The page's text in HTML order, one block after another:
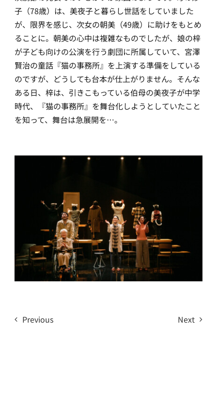
子（78歳）は、美夜子と暮らし世話をしていました
が、限界を感じ、次女の朝美（49歳）に助けをもとめ
ることに。朝美の心中は複雑なものでしたが、娘の梓
が子ども向けの公演を行う劇団に所属していて、宮澤
賢治の童話『猫の事務所』を上演する準備をしている
のですが、どうしても台本が仕上がりません。そんな
ある日、梓は、引きこもっている伯母の美夜子が中学
時代、『猫の事務所』を舞台化しようとしていたこと
を知って、舞台は急展開を…。
Previous Next